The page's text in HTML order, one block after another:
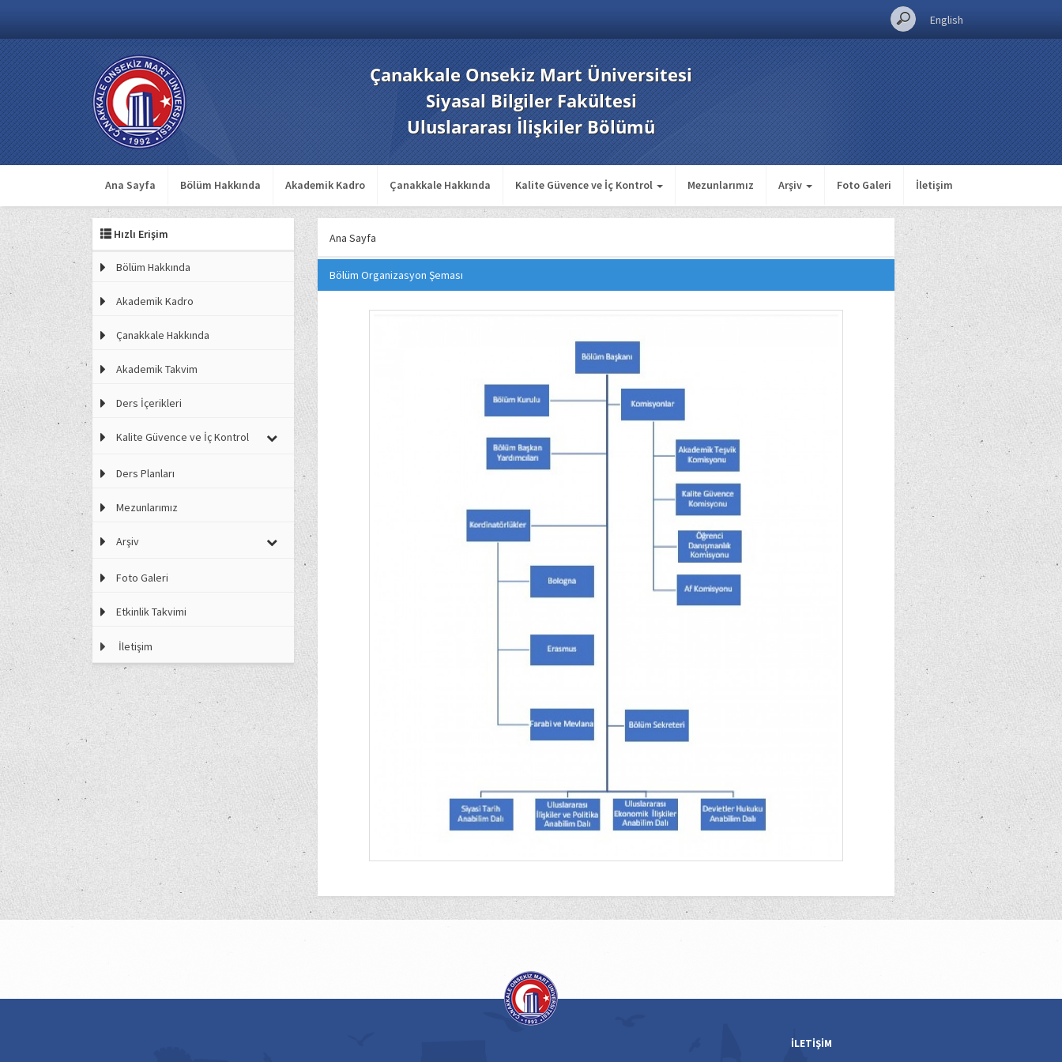
English
Çanakkale Onsekiz Mart Üniversitesi
Siyasal Bilgiler Fakültesi
Uluslararası İlişkiler Bölümü
Ana Sayfa Bölüm Hakkında Akademik Kadro Çanakkale Hakkında Kalite Güvence ve İç Kontrol Mezunlarımız Arşiv Foto Galeri İletişim
Hızlı Erişim
Bölüm Hakkında
Akademik Kadro
Çanakkale Hakkında
Akademik Takvim
Ders İçerikleri
Kalite Güvence ve İç Kontrol
Ders Planları
Mezunlarımız
Arşiv
Foto Galeri
Etkinlik Takvimi
İletişim
Ana Sayfa
Bölüm Organizasyon Şeması
İLETİŞİM